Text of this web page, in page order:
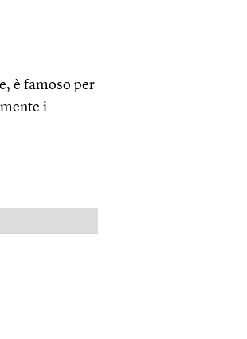
è famoso per
i